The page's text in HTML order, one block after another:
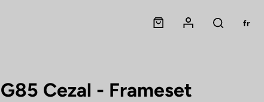
Panier
Mon compte
Rechercher
fr
G85 Cezal - Frameset